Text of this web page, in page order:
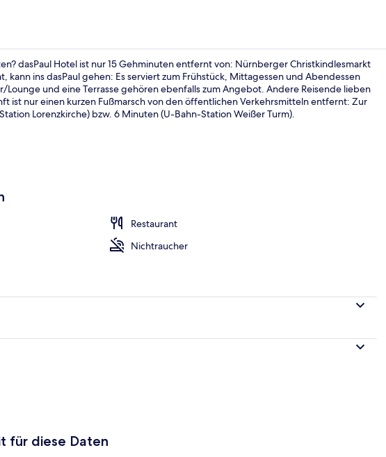
Terrasse/
dasPaul Hotel ist nur 15 Gehminuten entfernt von: Nürnberger Christkindlesmarkt
ins dasPaul gehen: Es serviert zum Frühstück, Mittagessen und Abendessen
Lounge und eine Terrasse gehören ebenfalls zum Angebot. Andere Reisende lieben
ist nur einen kurzen Fußmarsch von den öffentlichen Verkehrsmitteln entfernt: Zur
Lorenzkirche) bzw. 6 Minuten (U-Bahn-Station Weißer Turm).
Restaurant
Nichtraucher
für diese Daten